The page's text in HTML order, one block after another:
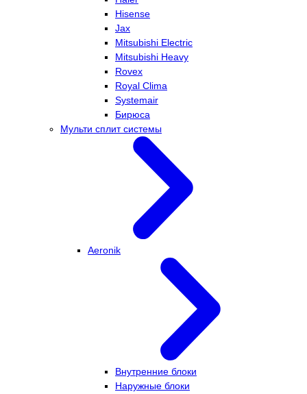
Hisense
Jax
Mitsubishi Electric
Mitsubishi Heavy
Rovex
Royal Clima
Systemair
Бирюса
Мульти сплит системы
Aeronik
Внутренние блоки
Наружные блоки